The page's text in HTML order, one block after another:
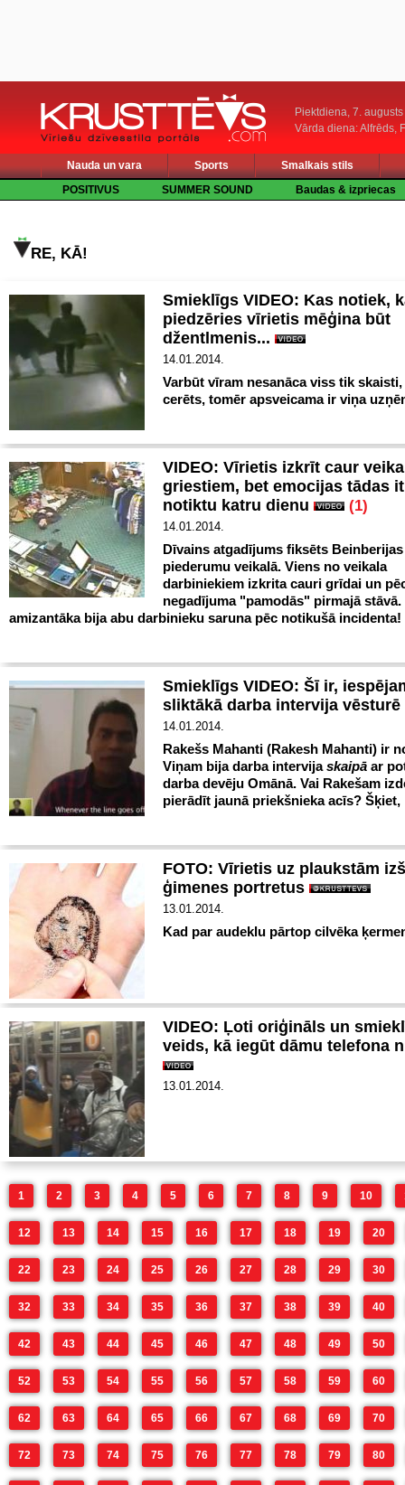
Piektdiena, 7. augusts
Vārda diena: Alfrēds,
Nauda un vara Sports
Smalkais stils
POSITIVUS
SUMMER SOUND Baudas & izpriecas
RE, KĀ!
Smieklīgs VIDEO: Kas notiek,
piedzēries vīrietis mēģina būt
džentlmenis...
14.01.2014.
Varbūt vīram nesanāca viss tik
cerēts, tomēr apsveicama ir viņa
VIDEO: Vīrietis izkrīt caur
griestiem, bet emocijas tādas
notiktu katru dienu
(1)
14.01.2014.
Dīvains atgadījums fiksēts
piederumu veikalā. Viens no veikala
darbiniekiem izkrita cauri grīdai un
negadījuma "pamodās" pirmajā stāvā.
amizantāka bija abu darbinieku saruna pēc notikušā incidenta!
Smieklīgs VIDEO: Šī ir,
sliktākā darba intervija vēsturē
14.01.2014.
Rakešs Mahanti (Rakesh Mahanti) ir
Viņam bija darba intervijaskaipā ar
darba devēju Omānā. Vai Rakešam
pierādīt jaunā priekšnieka acīs? Šķiet,
FOTO: Vīrietis uz plaukstām
ģimenes portretus
13.01.2014.
Kad par audeklu pārtop cilvēka
VIDEO: Ļoti oriģināls un
veids, kā iegūt dāmu telefona
13.01.2014.
1 2 3 4 5 6 7 8 9 10
12 13 14 15 16 17 18 19 20
22 23 24 25 26 27 28 29 30
32 33 34 35 36 37 38 39 40
42 43 44 45 46 47 48 49 50
52 53 54 55 56 57 58 59 60
62 63 64 65 66 67 68 69 70
72 73 74 75 76 77 78 79 80